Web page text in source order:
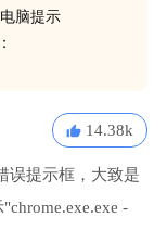
脑提示
14.38k
误提示框，大致是
-